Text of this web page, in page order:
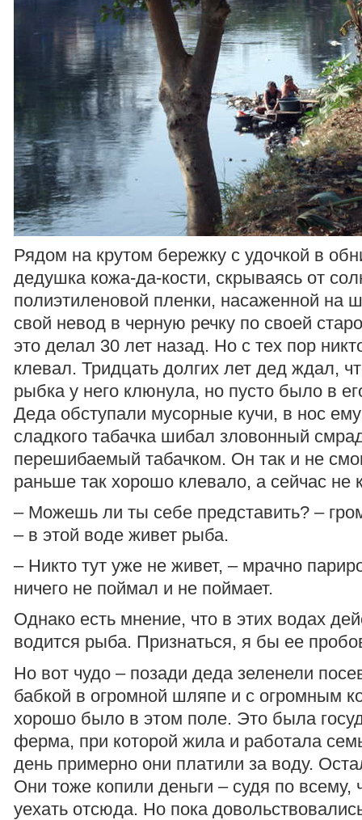
Рядом на крутом бережку с удочкой в
дедушка кожа-да-кости, скрываясь от
полиэтиленовой пленки, насаженной на
свой невод в черную речку по своей
это делал 30 лет назад. Но с тех пор
клевал. Тридцать долгих лет дед ждал,
рыбка у него клюнула, но пусто было в
Деда обступали мусорные кучи, в нос
сладкого табачка шибал зловонный
перешибаемый табачком. Он так и не
раньше так хорошо клевало, а сейчас
– Можешь ли ты себе представить? –
– в этой воде живет рыба.
– Никто тут уже не живет, – мрачно
ничего не поймал и не поймает.
Однако есть мнение, что в этих водах
водится рыба. Признаться, я бы ее
Но вот чудо – позади деда зеленели
бабкой в огромной шляпе и с огромным
хорошо было в этом поле. Это была
ферма, при которой жила и работала
день примерно они платили за воду.
Они тоже копили деньги – судя по всему,
уехать отсюда. Но пока